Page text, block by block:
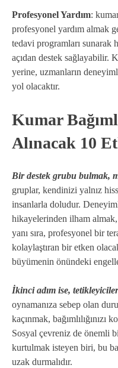
Profesyonel Yardım:
profesyonel yardım almak
tedavi programları
açıdan destek sağlayabilir.
yerine, uzmanların
yol olacaktır.
Kumar
Alınacak 10
Bir destek grubu bulmak,
gruplar, kendinizi yalnız
insanlarla doludur.
hikayelerinden ilham
yanı sıra, profesyonel bir
kolaylaştıran bir etken
büyümenin önündeki
İkinci adım ise,
oynamanıza sebep olan
kaçınmak, bağımlılığınızı
Sosyal çevreniz de önemli
kurtulmak isteyen biri, bu
uzak durmalıdır.